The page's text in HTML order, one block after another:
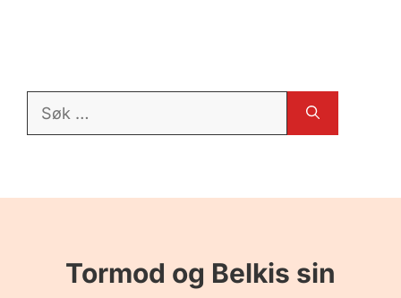
Søk
Tormod og Belkis sin